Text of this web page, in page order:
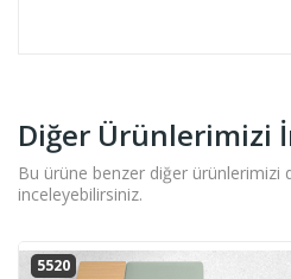
Diğer Ürünlerimizi
Bu ürüne benzer diğer ürünlerimizi
inceleyebilirsiniz.
5520